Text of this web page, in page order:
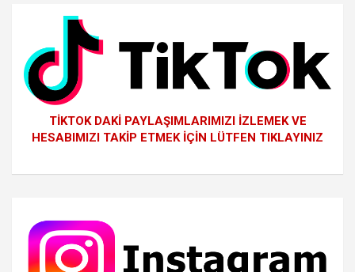
TİKTOK DAKİ PAYLAŞIMLARIMIZI İZLEMEK VE
HESABIMIZI TAKİP ETMEK İÇİN LÜTFEN TIKLAYINIZ